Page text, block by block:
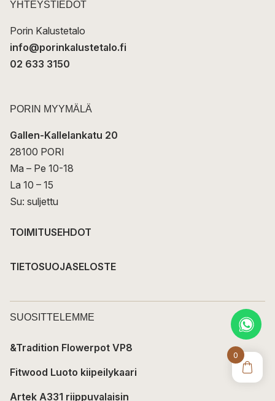
0
t
YHTEYSTIEDOT
Porin Kalustetalo
info@porinkalustetalo.fi
02 633 3150
PORIN MYYMÄLÄ
Gallen-Kallelankatu 20
28100 PORI
Ma – Pe 10-18
La 10 – 15
Su: suljettu
TOIMITUSEHDOT
TIETOSUOJASELOSTE
SUOSITTELEMME
&Tradition Flowerpot VP8
Fitwood Luoto kiipeilykaari
Artek A331 riippuvalaisin